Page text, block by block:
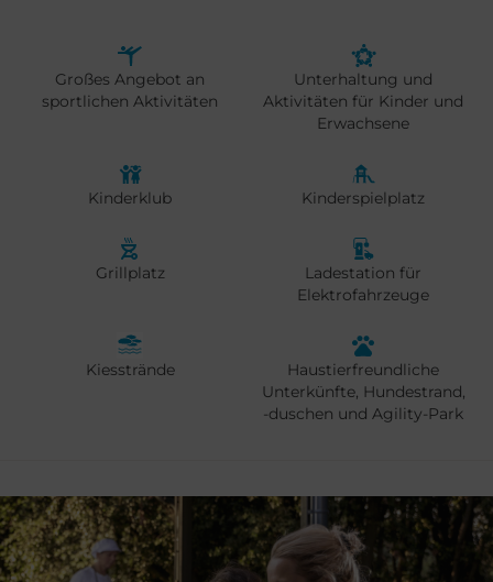
Großes Angebot an
sportlichen Aktivitäten
Unterhaltung und
Aktivitäten für Kinder und
Erwachsene
Kinderklub Kinderspielplatz
Grillplatz
Ladestation für
Elektrofahrzeuge
Kiesstrände
Haustierfreundliche
Unterkünfte, Hundestrand,
-duschen und Agility-Park